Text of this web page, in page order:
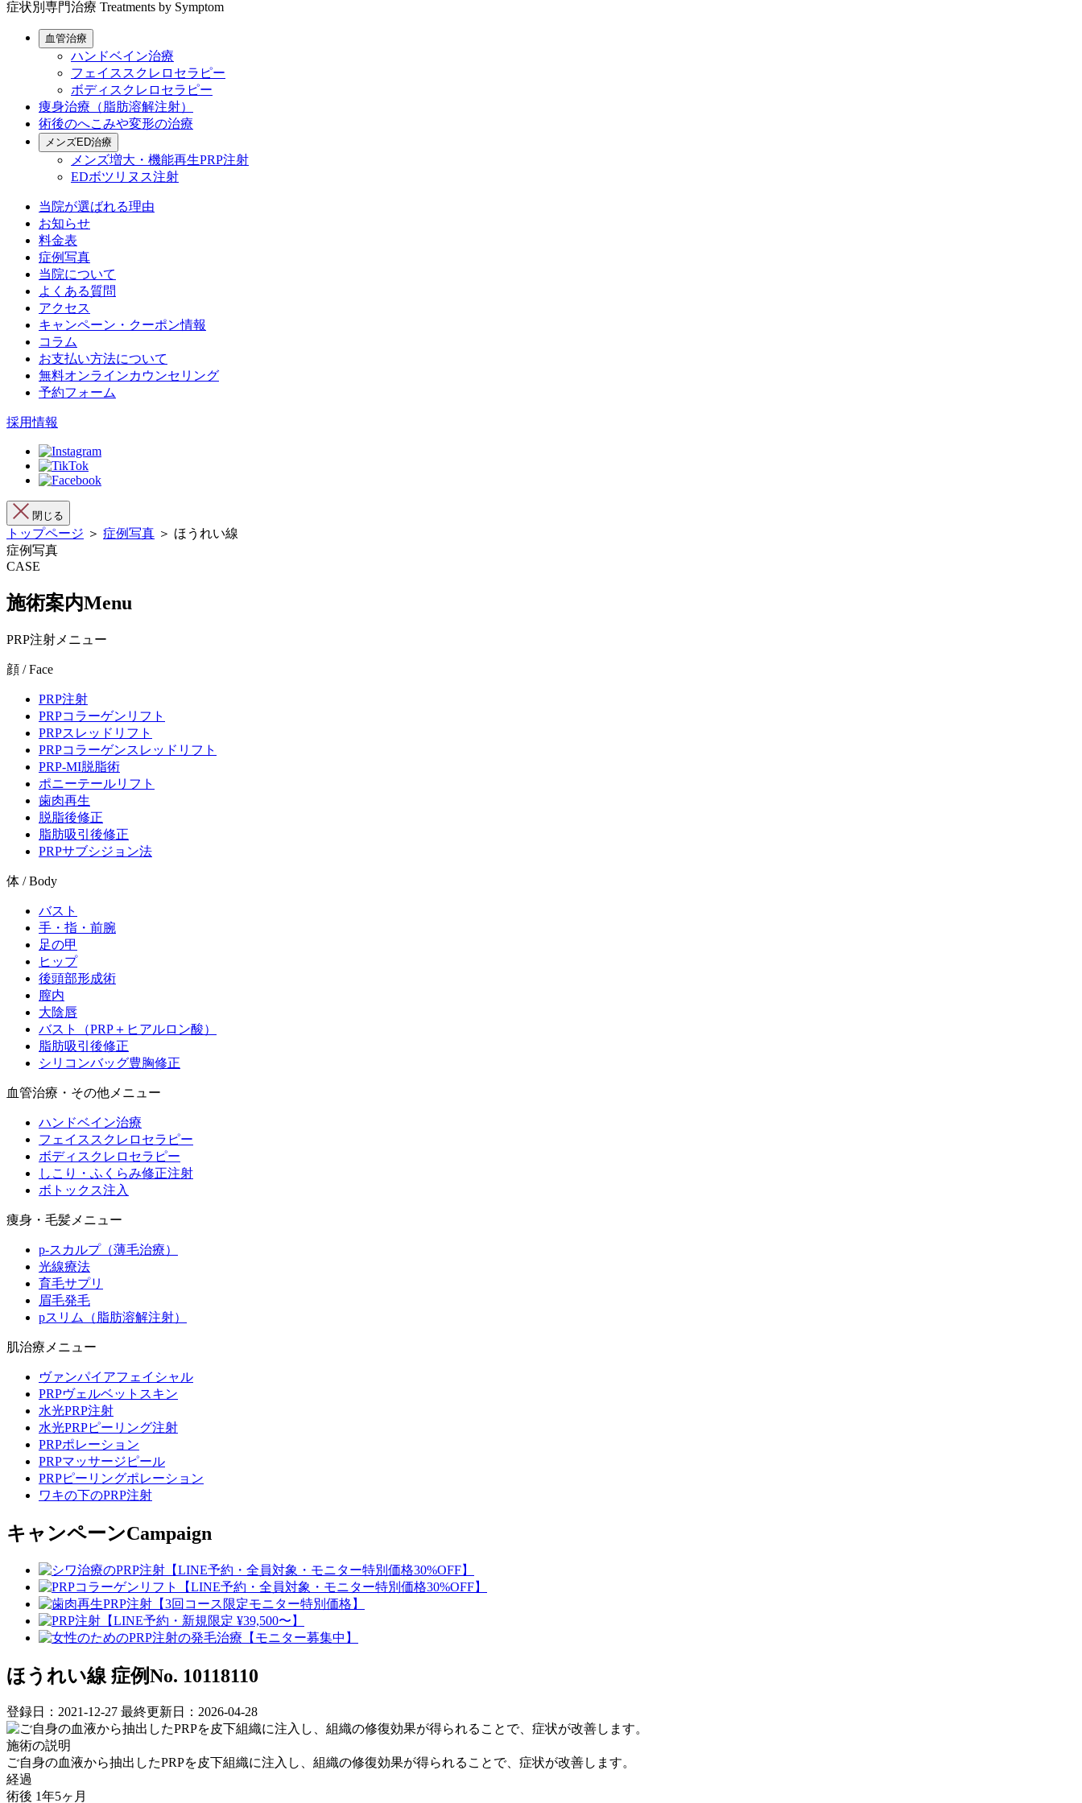
症状別専門治療 Treatments by Symptom
血管治療
ハンドベイン治療
フェイススクレロセラピー
ボディスクレロセラピー
痩身治療（脂肪溶解注射）
術後のへこみや変形の治療
メンズED治療
メンズ増大・機能再生PRP注射
EDボツリヌス注射
当院が選ばれる理由
お知らせ
料金表
症例写真
当院について
よくある質問
アクセス
キャンペーン・クーポン情報
コラム
お支払い方法について
無料オンラインカウンセリング
予約フォーム
採用情報
閉じる
トップページ ＞ 症例写真 ＞ ほうれい線
症例写真
CASE
施術案内Menu
PRP注射メニュー
顔 / Face
PRP注射
PRPコラーゲンリフト
PRPスレッドリフト
PRPコラーゲンスレッドリフト
PRP-MI脱脂術
ポニーテールリフト
歯肉再生
脱脂後修正
脂肪吸引後修正
PRPサブシジョン法
体 / Body
バスト
手・指・前腕
足の甲
ヒップ
後頭部形成術
膣内
大陰唇
バスト（PRP＋ヒアルロン酸）
脂肪吸引後修正
シリコンバッグ豊胸修正
血管治療・その他メニュー
ハンドベイン治療
フェイススクレロセラピー
ボディスクレロセラピー
しこり・ふくらみ修正注射
ボトックス注入
痩身・毛髪メニュー
p-スカルプ（薄毛治療）
光線療法
育毛サプリ
眉毛発毛
pスリム（脂肪溶解注射）
肌治療メニュー
ヴァンパイアフェイシャル
PRPヴェルベットスキン
水光PRP注射
水光PRPピーリング注射
PRPポレーション
PRPマッサージピール
PRPピーリングポレーション
ワキの下のPRP注射
キャンペーンCampaign
ほうれい線 症例No. 10118110
登録日：2021-12-27 最終更新日：2026-04-28
施術の説明
ご自身の血液から抽出したPRPを皮下組織に注入し、組織の修復効果が得られることで、症状が改善します。
経過
術後 1年5ヶ月